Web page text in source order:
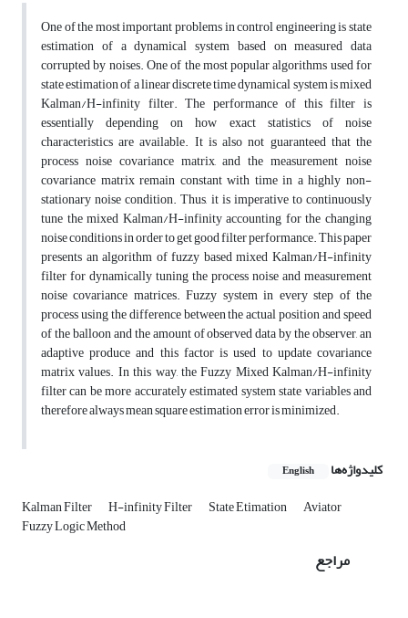
One of the most important problems in control engineering is state
estimation of a dynamical system based on measured data
corrupted by noises. One of the most popular algorithms used for
state estimation of a linear discrete time dynamical system is mixed
Kalman/H-infinity filter. The performance of this filter is
essentially depending on how exact statistics of noise
characteristics are available. It is also not guaranteed that the
process noise covariance matrix, and the measurement noise
covariance matrix remain constant with time in a highly non-
stationary noise condition. Thus, it is imperative to continuously
tune the mixed Kalman/H-infinity accounting for the changing
noise conditions in order to get good filter performance. This paper
presents an algorithm of fuzzy based mixed Kalman/H-infinity
filter for dynamically tuning the process noise and measurement
noise covariance matrices. Fuzzy system in every step of the
process using the difference between the actual position and speed
of the balloon and the amount of observed data by the observer, an
adaptive produce and this factor is used to update covariance
matrix values. In this way, the Fuzzy Mixed Kalman/H-infinity
filter can be more accurately estimated system state variables and
therefore always mean square estimation error is minimized.
کلیدواژه‌ها English
Kalman Filter H-infinity Filter State Etimation Aviator
Fuzzy Logic Method
مراجع